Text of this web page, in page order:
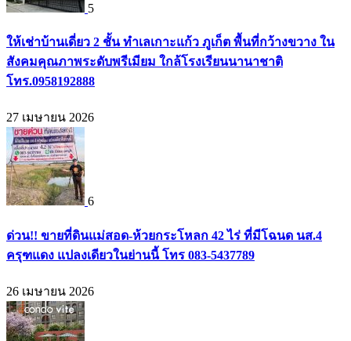
5
ให้เช่าบ้านเดี่ยว 2 ชั้น ทำเลเกาะแก้ว ภูเก็ต พื้นที่กว้างขวาง ใน
สังคมคุณภาพระดับพรีเมียม ใกล้โรงเรียนนานาชาติ
โทร.0958192888
27 เมษายน 2026
6
ด่วน!! ขายที่ดินแม่สอด-ห้วยกระโหลก 42 ไร่ ที่มีโฉนด นส.4
ครุฑแดง แปลงเดียวในย่านนี้ โทร 083-5437789
26 เมษายน 2026